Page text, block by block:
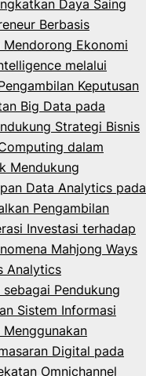
Daya Saing
Berbasis
Ekonomi
melalui
Keputusan
Big Data pada
Strategi Bisnis
dalam
Mendukung
Data Analytics pada
Pengambilan
Investasi terhadap
Mahjong Ways
Analytics
Pendukung
Sistem Informasi
Digital pada
Omnichannel